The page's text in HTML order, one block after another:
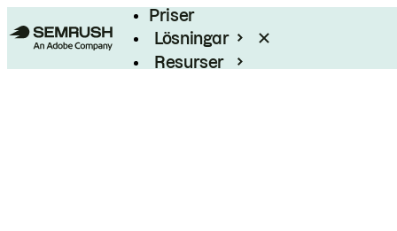
Priser
Lösningar
Resurser